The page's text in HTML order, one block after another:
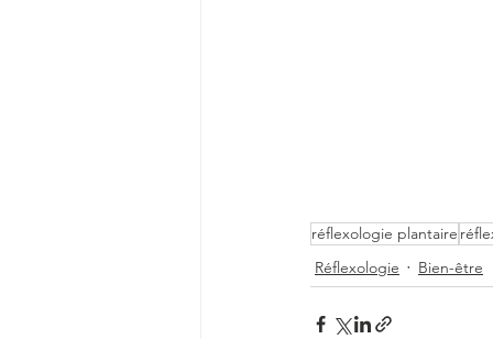
réflexologie plantaire
Réflexologie
Bien-être